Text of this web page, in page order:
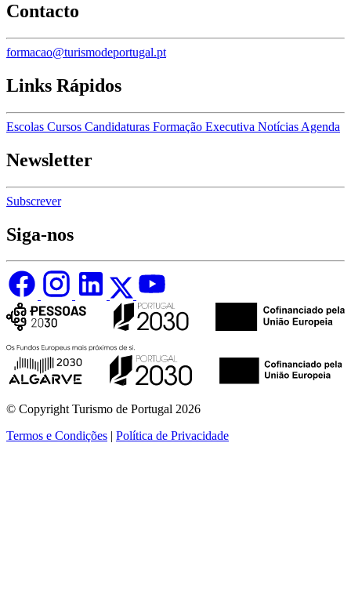
Contacto
formacao@turismodeportugal.pt
Links Rápidos
Escolas Cursos Candidaturas Formação Executiva Notícias Agenda
Newsletter
Subscrever
Siga-nos
© Copyright Turismo de Portugal 2026
Termos e Condições | Política de Privacidade